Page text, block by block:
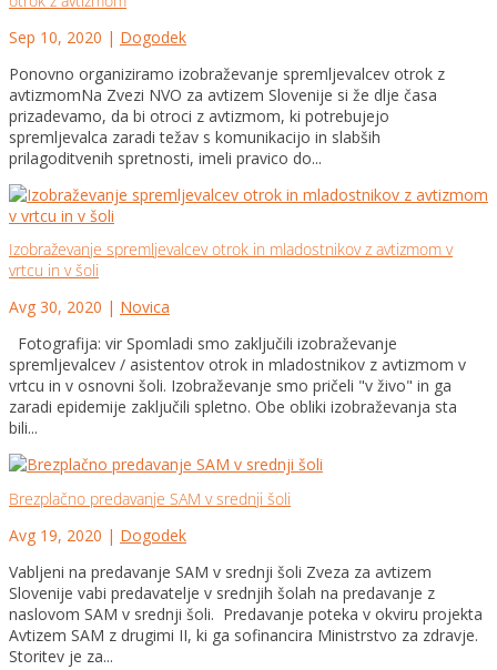
Sep 10, 2020 | Dogodek
Ponovno organiziramo izobraževanje spremljevalcev otrok z
avtizmomNa Zvezi NVO za avtizem Slovenije si že dlje časa
prizadevamo, da bi otroci z avtizmom, ki potrebujejo
spremljevalca zaradi težav s komunikacijo in slabših
prilagoditvenih spretnosti, imeli pravico do...
Izobraževanje spremljevalcev otrok in mladostnikov z avtizmom v
vrtcu in v šoli
Avg 30, 2020 | Novica
Fotografija: vir Spomladi smo zaključili izobraževanje
spremljevalcev / asistentov otrok in mladostnikov z avtizmom v
vrtcu in v osnovni šoli. Izobraževanje smo pričeli "v živo" in ga
zaradi epidemije zaključili spletno. Obe obliki izobraževanja sta
bili...
Brezplačno predavanje SAM v srednji šoli
Avg 19, 2020 | Dogodek
Vabljeni na predavanje SAM v srednji šoli Zveza za avtizem
Slovenije vabi predavatelje v srednjih šolah na predavanje z
naslovom SAM v srednji šoli. Predavanje poteka v okviru projekta
Avtizem SAM z drugimi II, ki ga sofinancira Ministrstvo za zdravje.
Storitev je za...